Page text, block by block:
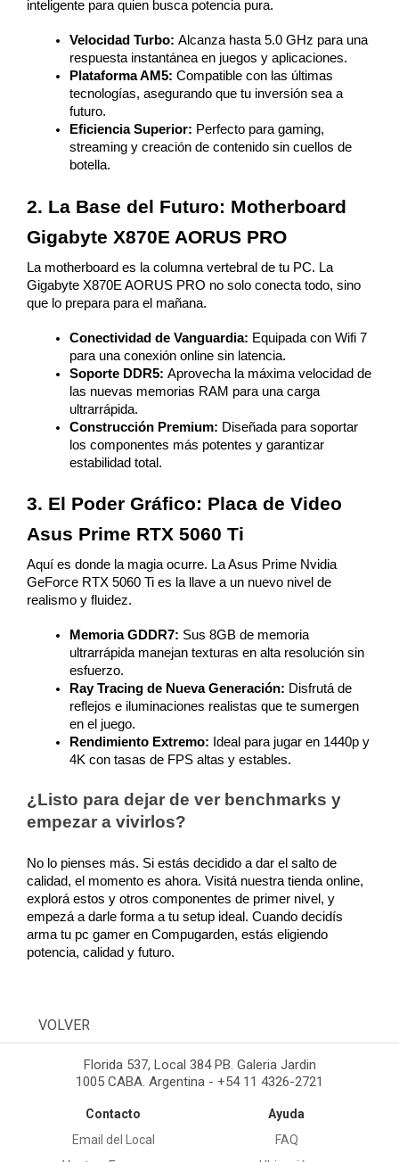
inteligente para quien busca potencia pura.
Velocidad Turbo: Alcanza hasta 5.0 GHz para una
respuesta instantánea en juegos y aplicaciones.
Plataforma AM5: Compatible con las últimas
tecnologías, asegurando que tu inversión sea a
futuro.
Eficiencia Superior: Perfecto para gaming,
streaming y creación de contenido sin cuellos de
botella.
2. La Base del Futuro: Motherboard
Gigabyte X870E AORUS PRO
La motherboard es la columna vertebral de tu PC. La
Gigabyte X870E AORUS PRO no solo conecta todo, sino
que lo prepara para el mañana.
Conectividad de Vanguardia: Equipada con Wifi 7
para una conexión online sin latencia.
Soporte DDR5: Aprovecha la máxima velocidad de
las nuevas memorias RAM para una carga
ultrarrápida.
Construcción Premium: Diseñada para soportar
los componentes más potentes y garantizar
estabilidad total.
3. El Poder Gráfico: Placa de Video
Asus Prime RTX 5060 Ti
Aquí es donde la magia ocurre. La Asus Prime Nvidia
GeForce RTX 5060 Ti es la llave a un nuevo nivel de
realismo y fluidez.
Memoria GDDR7: Sus 8GB de memoria
ultrarrápida manejan texturas en alta resolución sin
esfuerzo.
Ray Tracing de Nueva Generación: Disfrutá de
reflejos e iluminaciones realistas que te sumergen
en el juego.
Rendimiento Extremo: Ideal para jugar en 1440p y
4K con tasas de FPS altas y estables.
¿Listo para dejar de ver benchmarks y
empezar a vivirlos?
No lo pienses más. Si estás decidido a dar el salto de
calidad, el momento es ahora. Visitá nuestra tienda online,
explorá estos y otros componentes de primer nivel, y
empezá a darle forma a tu setup ideal. Cuando decidís
arma tu pc gamer en Compugarden, estás eligiendo
potencia, calidad y futuro.
VOLVER
Florida 537, Local 384 PB. Galeria Jardin
1005 CABA. Argentina - +54 11 4326-2721
Contacto
Email del Local
Ayuda
FAQ